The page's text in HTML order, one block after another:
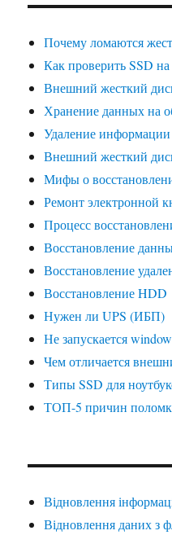
Почему ломаются
Как проверить SSD
Внешний жесткий
Хранение данных на
Удаление информации
Внешний жесткий
Мифы о
Ремонт электронной
Процесс
Восстановление
Восстановление
Восстановление HDD
Нужен ли UPS (ИБП)
Не запускается
Чем отличается
Типы SSD для
ТОП-5 причин
Відновлення
Відновлення даних з